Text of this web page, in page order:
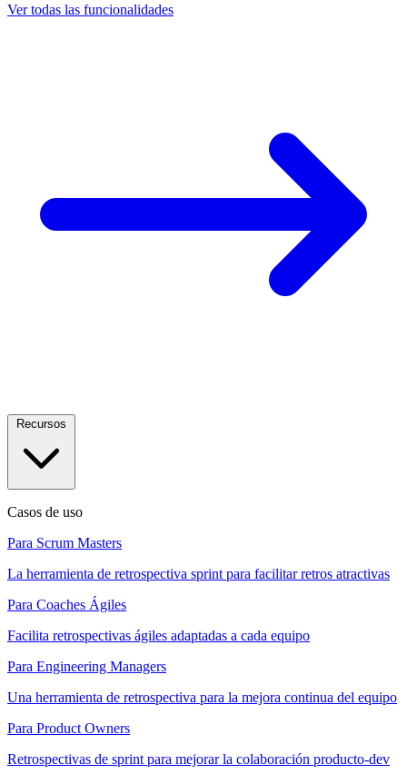
Ver todas las funcionalidades
Casos de uso
Para Scrum Masters
La herramienta de retrospectiva sprint para facilitar retros atractivas
Para Coaches Ágiles
Facilita retrospectivas ágiles adaptadas a cada equipo
Para Engineering Managers
Una herramienta de retrospectiva para la mejora continua del equipo
Para Product Owners
Retrospectivas de sprint para mejorar la colaboración producto-dev